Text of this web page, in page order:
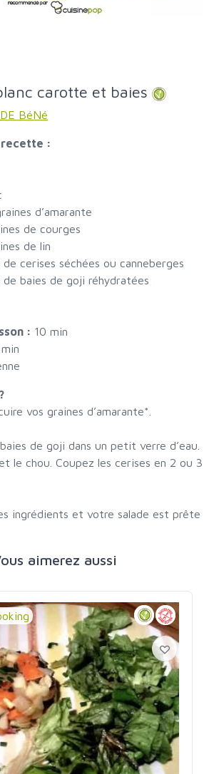
carotte et baies
BéNé
recette :
d’amarante
de courges
de lin
cerises séchées ou canneberges
baies de goji réhydratées
: 10 min
min
vos graines d’amarante*.
de goji dans un petit verre d’eau.
le chou. Coupez les cerises en 2 ou 3
ingrédients et votre salade est prête
aimerez aussi